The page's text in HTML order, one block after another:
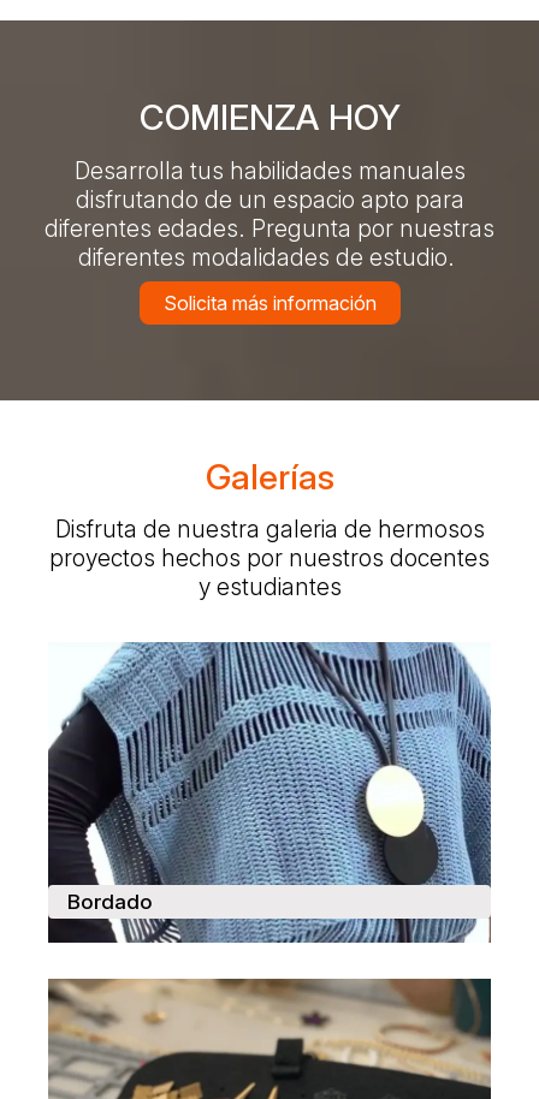
COMIENZA HOY
Desarrolla tus habilidades manuales
disfrutando de un espacio apto para
diferentes edades. Pregunta por nuestras
diferentes modalidades de estudio.
Solicita más información
Galerías
Disfruta de nuestra galeria de hermosos
proyectos hechos por nuestros docentes
y estudiantes
Bordado